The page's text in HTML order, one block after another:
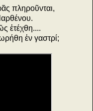
πληροῦνται,
ἐτέχθη....
ἐν γαστρί;